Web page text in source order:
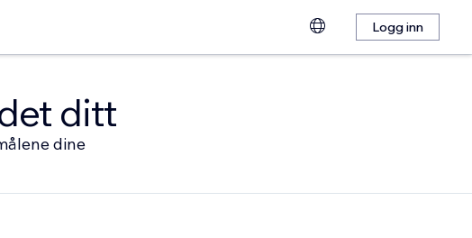
Logg inn
ditt
dine